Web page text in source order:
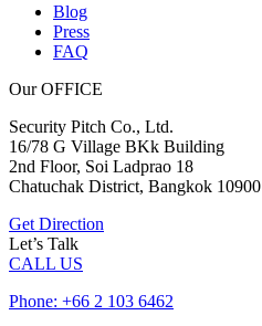
Blog
Press
FAQ
Our OFFICE
Security Pitch Co., Ltd.
16/78 G Village BKk Building
2nd Floor, Soi Ladprao 18
Chatuchak District, Bangkok 10900
Get Direction
Let’s Talk
CALL US
Phone: +66 2 103 6462